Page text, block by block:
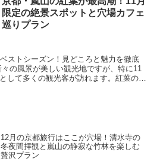
限定の絶景スポットと穴場カフェ
巡りプラン
ストシーズン！見どころと魅力を徹底
の風景が美しい観光地ですが、特に11
して多くの観光客が訪れます。紅葉の見
12月の京都旅行はここが穴場！清水寺の
冬夜間拝観と嵐山の静寂な竹林を楽しむ
贅沢プラン